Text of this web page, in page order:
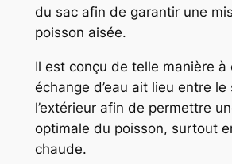
du sac afin de garantir une
poisson aisée.
Il est conçu de telle manière à
échange d’eau ait lieu entre le
l’extérieur afin de permettre
optimale du poisson, surtout
chaude.